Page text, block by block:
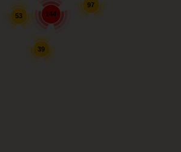
97
144
53
39